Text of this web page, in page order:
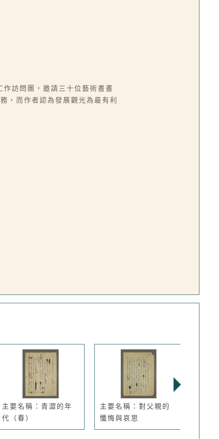
訪問團，邀請三十位藝術書畫
，而作者認為發展觀光為最有利
主要名稱：青澀的年
代（春）
主要名稱：對父親的
懺悔與哀思